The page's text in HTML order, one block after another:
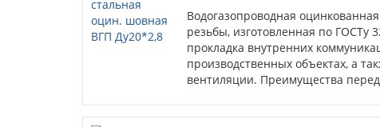
Водогазопроводная
резьбы, изготовленная по ГОСТу
прокладка внутренних
производственных объектах, а
вентиляции. Преимущества